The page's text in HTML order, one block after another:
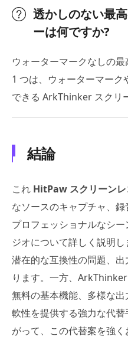
透かしのない最
ーは何ですか?
ウォーターマークなしの
1 つは、ウォーターマー
できる ArkThinker スクリ
結論
これ HitPaw スクリーン
なソースのキャプチャ、録
プロフェッショナルなシ
ジオについて詳しく説明し
潜在的な互換性の問題、
ります。一方、ArkThinker
無料の基本機能、多様な
軟性を提供する強力な代
がって、この代替案を強